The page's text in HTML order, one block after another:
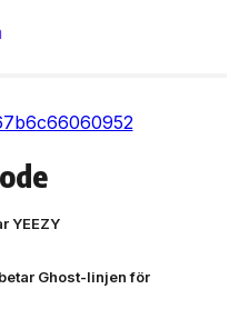
YEEZY
Ghost-linjen för